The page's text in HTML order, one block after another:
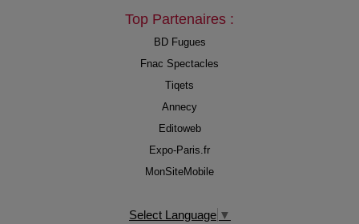
Top Partenaires :
BD Fugues
Fnac Spectacles
Tiqets
Annecy
Editoweb
Expo-Paris.fr
MonSiteMobile
Select Language ▼